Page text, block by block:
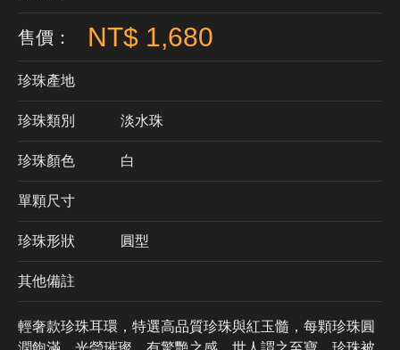
售價： NT$ 1,680
珍珠產地
珍珠類別 淡水珠
珍珠顏色 ​白
單顆尺寸
珍珠形狀 圓型
其他備註
輕奢款珍珠耳環，特選高品質珍珠與紅玉髓，每顆珍珠圓